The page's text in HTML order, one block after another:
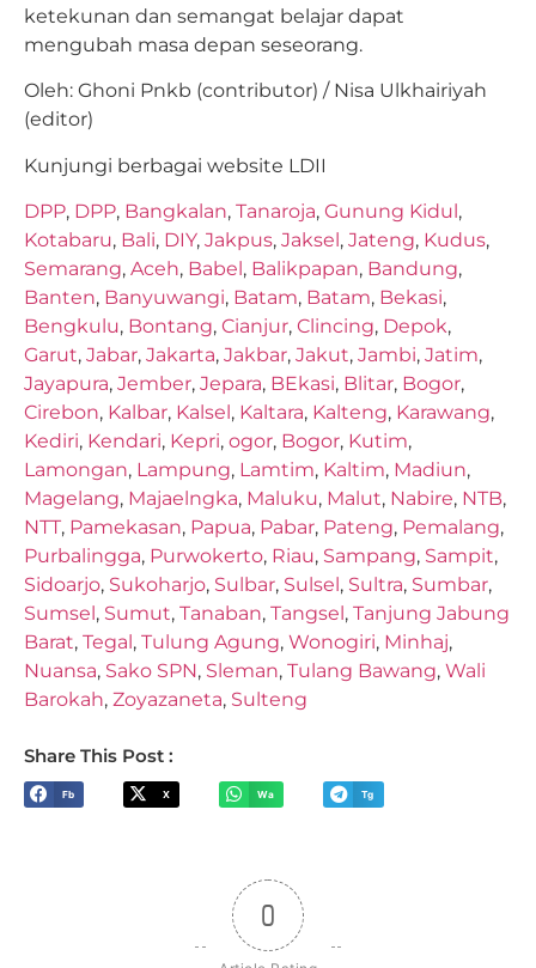
ketekunan dan semangat belajar dapat
mengubah masa depan seseorang.
Oleh: Ghoni Pnkb (contributor) / Nisa Ulkhairiyah
(editor)
Kunjungi berbagai website LDII
DPP, DPP, Bangkalan, Tanaroja, Gunung Kidul,
Kotabaru, Bali, DIY, Jakpus, Jaksel, Jateng, Kudus,
Semarang, Aceh, Babel, Balikpapan, Bandung,
Banten, Banyuwangi, Batam, Batam, Bekasi,
Bengkulu, Bontang, Cianjur, Clincing, Depok,
Garut, Jabar, Jakarta, Jakbar, Jakut, Jambi, Jatim,
Jayapura, Jember, Jepara, BEkasi, Blitar, Bogor,
Cirebon, Kalbar, Kalsel, Kaltara, Kalteng, Karawang,
Kediri, Kendari, Kepri, ogor, Bogor, Kutim,
Lamongan, Lampung, Lamtim, Kaltim, Madiun,
Magelang, Majaelngka, Maluku, Malut, Nabire, NTB,
NTT, Pamekasan, Papua, Pabar, Pateng, Pemalang,
Purbalingga, Purwokerto, Riau, Sampang, Sampit,
Sidoarjo, Sukoharjo, Sulbar, Sulsel, Sultra, Sumbar,
Sumsel, Sumut, Tanaban, Tangsel, Tanjung Jabung
Barat, Tegal, Tulung Agung, Wonogiri, Minhaj,
Nuansa, Sako SPN, Sleman, Tulang Bawang, Wali
Barokah, Zoyazaneta, Sulteng
Share This Post :
Fb X Wa Tg
0